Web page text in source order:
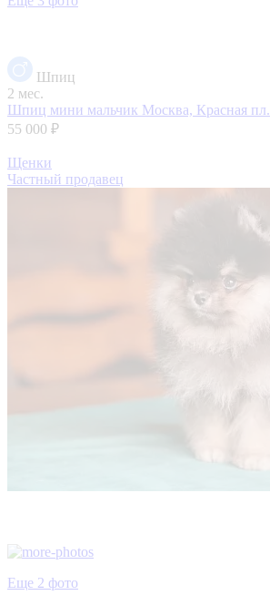
Шпиц
2 мес.
Шпиц мини мальчик Москва, Красная пл.
55 000 ₽
Щенки
Частный продавец
Еще 2 фото